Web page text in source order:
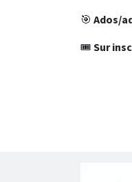
🎯 Ados/
🎟️ Sur